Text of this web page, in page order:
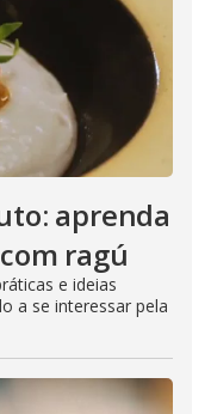
aprenda
ragú
e ideias
a se interessar pela